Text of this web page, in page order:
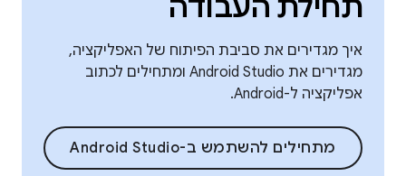
תחילת העבודה
איך מגדירים את סביבת הפיתוח של האפליקציה,
מגדירים את Android Studio ומתחילים לכתוב
אפליקציה ל-Android.
מתחילים להשתמש ב-Android Studio